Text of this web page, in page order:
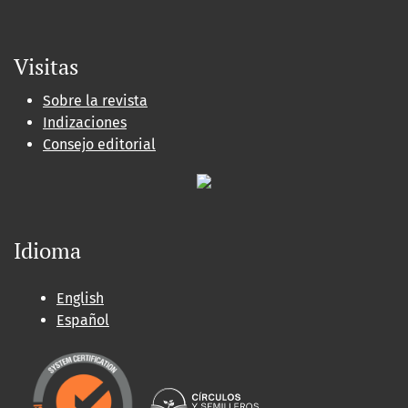
Visitas
Sobre la revista
Indizaciones
Consejo editorial
Idioma
English
Español